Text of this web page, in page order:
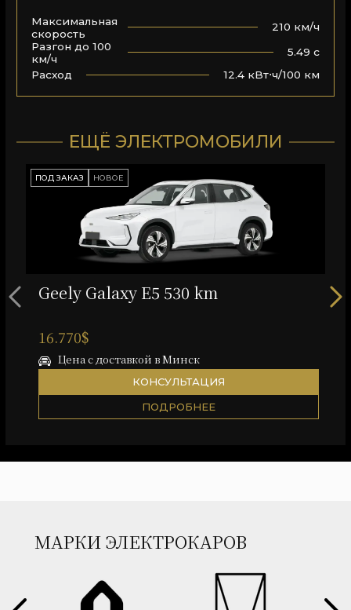
Максимальная
скорость
210 км/ч
Разгон до 100
км/ч
5.49 с
Расход
12.4 кВт⋅ч/100 км
ЕЩЁ ЭЛЕКТРОМОБИЛИ
ПОД ЗАКАЗ НОВОЕ
Geely Galaxy E5 530 km
16.770$
Цена с доставкой в Минск
КОНСУЛЬТАЦИЯ
ПОДРОБНЕЕ
МАРКИ ЭЛЕКТРОКАРОВ